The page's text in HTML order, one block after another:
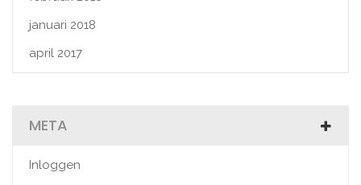
januari 2018
april 2017
META
Inloggen